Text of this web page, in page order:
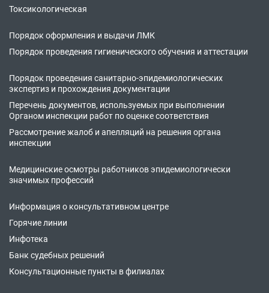
Токсикологическая
Порядок оформления и выдачи ЛМК
Порядок проведения гигиенического обучения и аттестации
Порядок проведения санитарно-эпидемиологических
экспертиз и прохождения документации
Перечень документов, используемых при выполнении
Органом инспекции работ по оценке соответствия
Рассмотрение жалоб и апелляций на решения органа
инспекции
Медицинские осмотры работников эпидемиологически
значимых профессий
Информация о консультативном центре
Горячие линии
Инфотека
Банк судебных решений
Консультационные пункты в филиалах